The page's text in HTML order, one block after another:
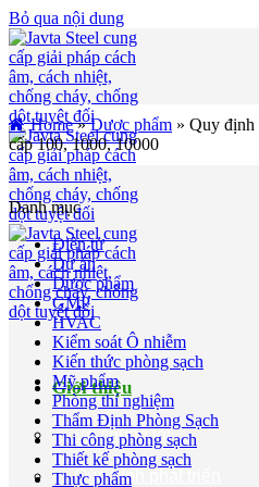
Bỏ qua nội dung
Giới thiệu
Về chúng tôi
Quá trình phát triển
Home»Dược phẩm » Quy định
cấp 100, 1000, 10000
Danh mục
Điện tử
Dự án
Dược phẩm
GMP
HVAC
Kiểm soát Ô nhiễm
Kiến thức phòng sạch
Mỹ phẩm
Phòng thí nghiệm
Thẩm Định Phòng Sạch
Thi công phòng sạch
Thiết kế phòng sạch
Thực phẩm